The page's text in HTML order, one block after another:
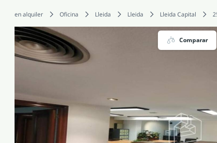
en alquiler Oficina Lleida Lleida Lleida Capital
Comparar